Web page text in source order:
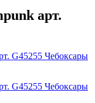
арт.